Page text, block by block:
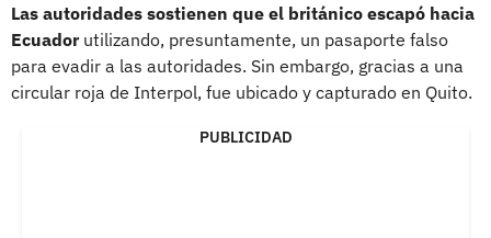
Las autoridades sostienen que el británico escapó hacia
Ecuadorutilizando, presuntamente, un pasaporte falso
para evadir a las autoridades. Sin embargo, gracias a una
circular roja de Interpol, fue ubicado y capturado en Quito.
PUBLICIDAD